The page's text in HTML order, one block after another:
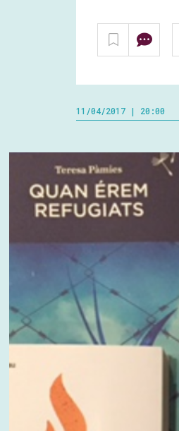
11/04/2017 | 20:00